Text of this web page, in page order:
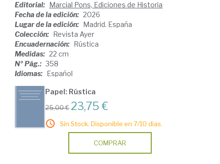
Editorial:
Marcial Pons, Ediciones de Historia
Fecha de la edición: 2026
Lugar de la edición:
Madrid. España
Colección:
Revista Ayer
Encuadernación:
Rústica
Medidas: 22 cm
Nº Pág.: 358
Idiomas:
Español
Papel: Rústica
25,00 € 23,75 €
Sin Stock. Disponible en 7/10 días.
COMPRAR